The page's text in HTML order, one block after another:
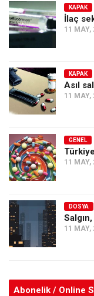
KAPAK
İlaç
11 MAY,
KAPAK
Asıl
11 MAY,
GENEL
11 MAY,
DOSYA
11 MAY,
Abonelik / Online